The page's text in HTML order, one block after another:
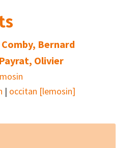
Bernard
Olivier
| occitan [lemosin]